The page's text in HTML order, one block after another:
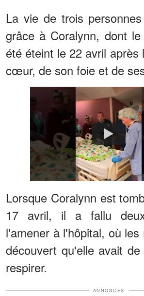
La vie de trois
grâce à Coralynn, dont
été éteint le 22 avril après
cœur, de son foie et de
Watch
Lorsque Coralynn est
17 avril, il a fallu
l'amener à l'hôpital, où les
découvert qu'elle avait
respirer.
ANNONCES